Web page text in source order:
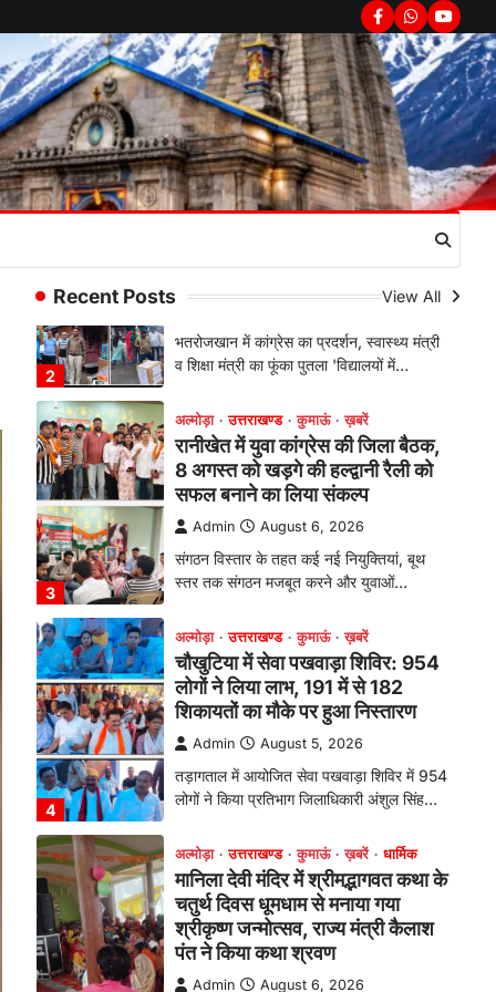
Facebook
Whatsapp
Recent Posts View All
2
Admin August 6, 2026
भतरोजखान में कांग्रेस का प्रदर्शन, स्वास्थ्य मंत्री
व शिक्षा मंत्री का फूंका पुतला 'विद्यालयों में…
3
अल्मोड़ा उत्तराखण्ड कुमाऊं ख़बरें
रानीखेत में युवा कांग्रेस की जिला बैठक,
8 अगस्त को खड़गे की हल्द्वानी रैली को
संगठन विस्तार के तहत कई नई नियुक्तियां, बूथ
4
अल्मोड़ा उत्तराखण्ड कुमाऊं ख़बरें
लोगों ने लिया लाभ, 191 में से 182
शिकायतों का मौके पर हुआ निस्तारण
Admin August 5, 2026
लोगों ने किया प्रतिभाग जिलाधिकारी अंशुल सिंह…
1
अल्मोड़ा उत्तराखण्ड कुमाऊं ख़बरें धार्मिक
चतुर्थ दिवस धूमधाम से मनाया गया
श्रीकृष्ण जन्मोत्सव, राज्य मंत्री कैलाश
पंत ने किया कथा श्रवण
Admin August 6, 2026
रानीखेत। मानिला देवी मंदिर, कमराड़/विनायक क्षेत्र
में आयोजित श्रीमद्भागवत कथा के चतुर्थ दिवस
गुरुवार को…
अल्मोड़ा उत्तराखण्ड कुमाऊं ख़बरें
रानीखेत में शिक्षा-स्वास्थ्य व्यवस्था पर
फूटा कांग्रेस का गुस्सा, मंत्री और
सरकार का पुतला फूंका
Admin August 6, 2026